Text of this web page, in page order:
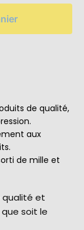
de qualité,
aux
de mille et
qualité et
soit le